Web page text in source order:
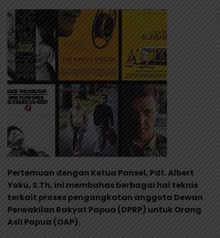
Pertemuan dengan Ketua Pansel, Pdt. Albert
Yoku, S.Th, ini membahas berbagai hal teknis
terkait proses pengangkatan anggota Dewan
Perwakilan Rakyat Papua (DPRP) untuk Orang
Asli Papua (OAP).